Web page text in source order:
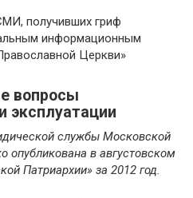
получивших гриф
информационным
Церкви»
вопросы
эксплуатации
службы Московской
опубликована в августовском
Патриархии» за 2012 год.